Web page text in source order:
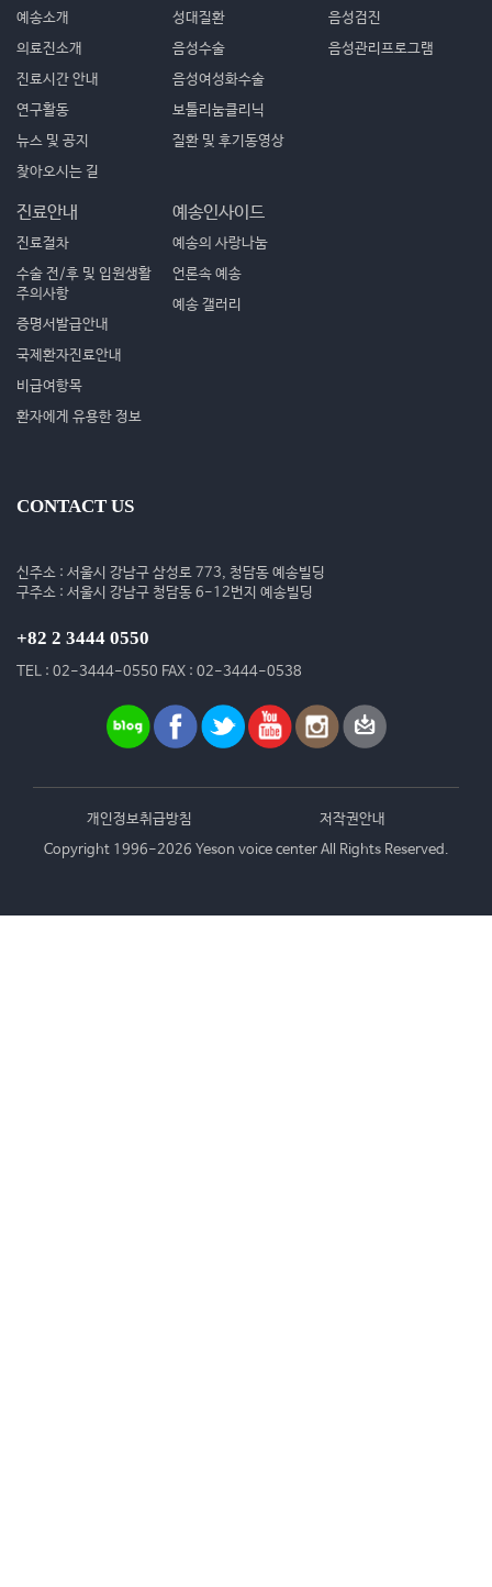
예송소개
의료진소개
진료시간 안내
연구활동
뉴스 및 공지
찾아오시는 길
성대질환
음성수술
음성여성화수술
보툴리눔클리닉
질환 및 후기동영상
음성검진
음성관리프로그램
진료안내
진료절차
수술 전/후 및 입원생활
주의사항
증명서발급안내
국제환자진료안내
비급여항목
환자에게 유용한 정보
예송인사이드
예송의 사랑나눔
언론속 예송
예송 갤러리
CONTACT US
신주소 : 서울시 강남구 삼성로 773, 청담동 예송빌딩
구주소 : 서울시 강남구 청담동 6-12번지 예송빌딩
+82 2 3444 0550
TEL : 02-3444-0550 FAX : 02-3444-0538
개인정보취급방침
저작권안내
Copyright 1996-2026 Yeson voice center All Rights Reserved.